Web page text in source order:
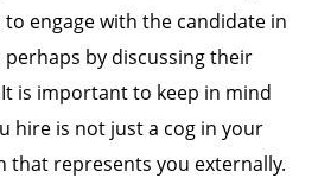
engage with the candidate in
by discussing their
is important to keep in mind
hire is not just a cog in your
that represents you externally.